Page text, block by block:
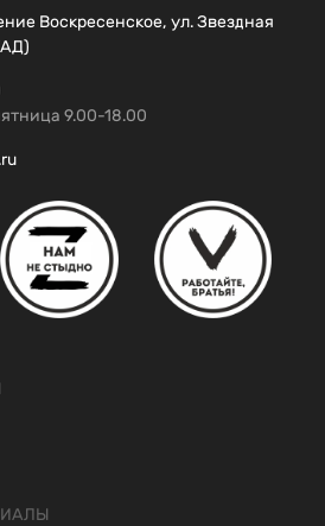
Воскресенское, ул. Звездная
9.00-18.00